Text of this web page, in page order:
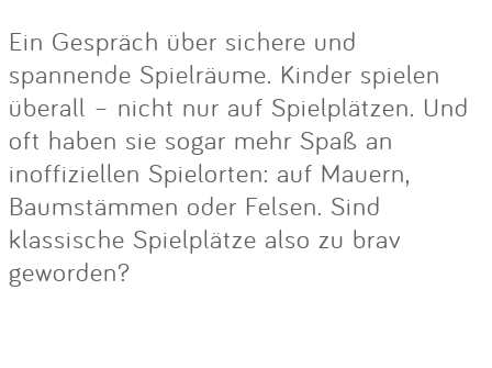
Ein Gespräch über sichere und
spannende Spielräume. Kinder spielen
überall – nicht nur auf Spielplätzen. Und
oft haben sie sogar mehr Spaß an
inoffiziellen Spielorten: auf Mauern,
Baumstämmen oder Felsen. Sind
klassische Spielplätze also zu brav
geworden?